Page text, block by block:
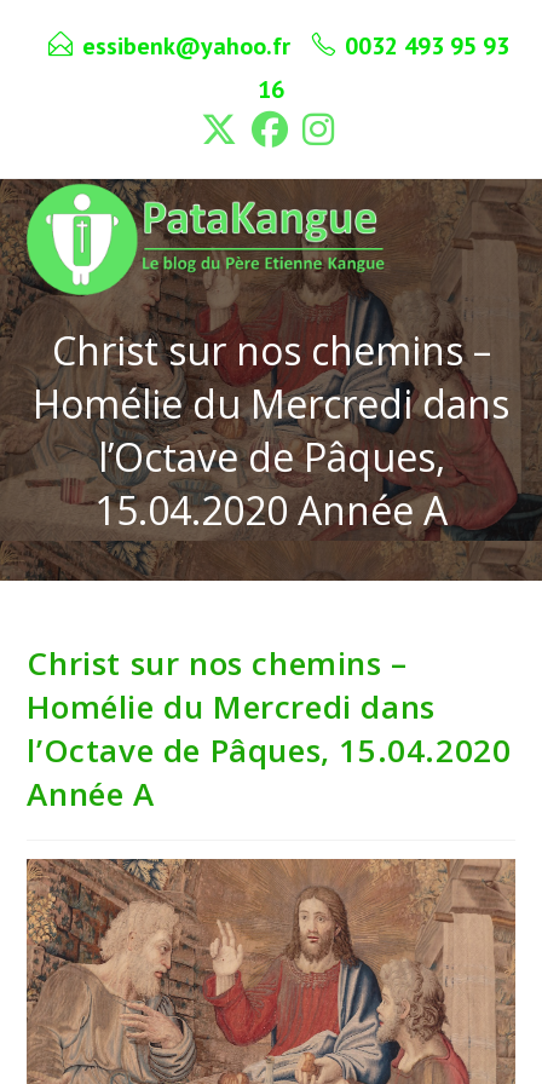
essibenk@yahoo.fr
0032 493 95 93
16
Christ sur nos chemins –
Homélie du Mercredi dans
l’Octave de Pâques,
15.04.2020 Année A
Christ sur nos chemins –
Homélie du Mercredi dans
l’Octave de Pâques, 15.04.2020
Année A